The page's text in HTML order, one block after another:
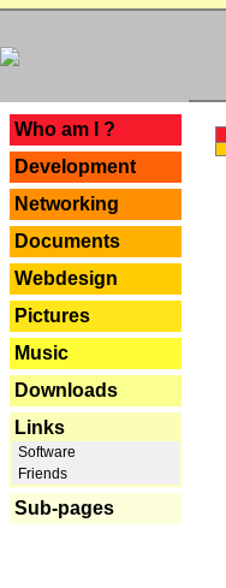
Who am I ?
Development
Networking
Documents
Webdesign
Pictures
Music
Downloads
Links
Software
Friends
Sub-pages